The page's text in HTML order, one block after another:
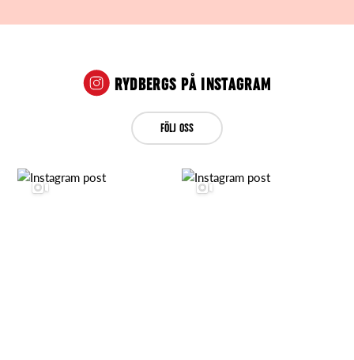
RYDBERGS PÅ INSTAGRAM
FÖLJ OSS